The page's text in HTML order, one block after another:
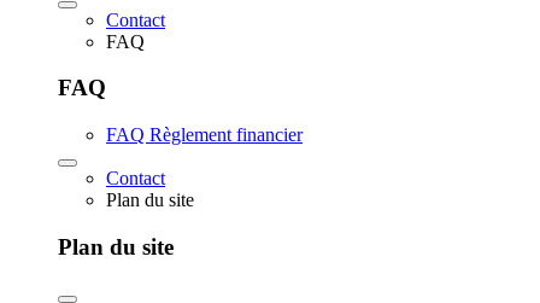
Contact
FAQ
FAQ
FAQ Règlement financier
Contact
Plan du site
Plan du site